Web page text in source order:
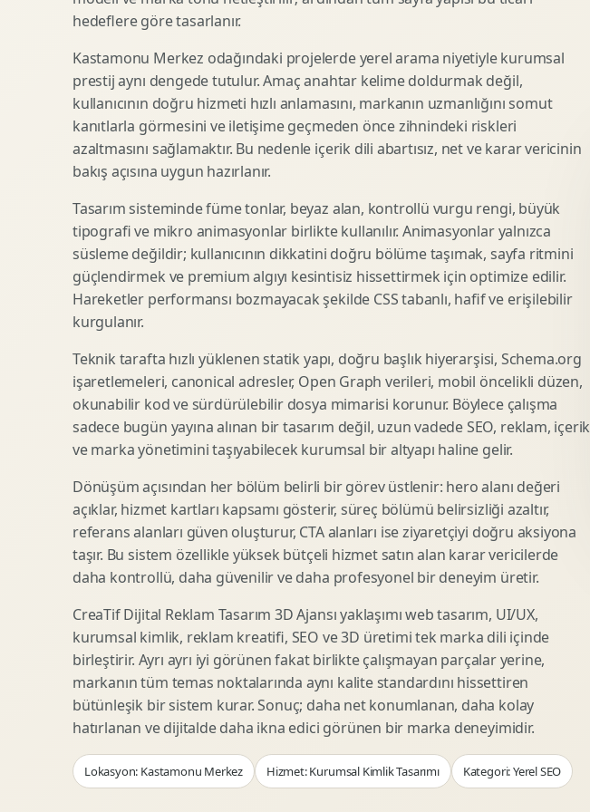
SEO Icerik Stratejisi
Schema Markup Optimizasyonu
3D Sosyal Medya Gorseli
3D Lansman Filmi Teknik Modelleme
Premium Ambalaj Tasarimi
Etiket Tasarimi
Kutu Tasarimi
Raf Gorunurlugu
Gida Ambalaj Tasarimi
Kozmetik Ambalaj Tasarimi
E Ticaret Kutu Tasarimi
Ambalaj Mockup Tasarimi
Afis Tasarimi
Brosur Tasarimi
Sosyal Medya Gorsel Tasarimi
Sunum Tasarimi
Katalog Tasarimi
Infografik Tasarimi
Fuaye Gorsel Tasarimi
Kurumsal Ilan Tasarimi
Marka Stratejisi
Marka Konumlandirma
Rekabet Analizi
Hedef Kitle Analizi
Marka Mimarisi
Deger Onerisi Tasarimi
Pazara Giris Stratejisi
Shopify Tasarim
Woocommerce Tasarim
Eticaret UX Optimizasyonu
Kategori Sayfasi Tasarimi
Sepet Odeme UX
Eticaret SEO Altyapisi
Lead Generation Landing Page
Reklam Landing Page
Webinar Landing Page
App Landing Page
Form Optimizasyonu
Sales Page Tasarimi
Display Banner Tasarimi
Video Reklam Kreatifi
Outdoor Reklam Tasarimi
Performans Kreatif Seti
Story Reklam Tasarimi
Statik Reklam Gorseli
Motion Banner Tasarimi
Logo Animasyonu
Mikro Animasyon Tasarimi
Reklam Motion Video
Arayuz Animasyonu
Sosyal Medya Motion
Webgl Deneyim Tasarimi
AI Gorsel Konsept
No Code Prototip
Veri Gorsellestirme
hedeflere göre tasarlanır.
Kastamonu Merkez odağındaki projelerde yerel arama niyetiyle kurumsal
prestij aynı dengede tutulur. Amaç anahtar kelime doldurmak değil,
kullanıcının doğru hizmeti hızlı anlamasını, markanın uzmanlığını somut
kanıtlarla görmesini ve iletişime geçmeden önce zihnindeki riskleri
azaltmasını sağlamaktır. Bu nedenle içerik dili abartısız, net ve karar vericinin
bakış açısına uygun hazırlanır.
Tasarım sisteminde füme tonlar, beyaz alan, kontrollü vurgu rengi, büyük
tipografi ve mikro animasyonlar birlikte kullanılır. Animasyonlar yalnızca
süsleme değildir; kullanıcının dikkatini doğru bölüme taşımak, sayfa ritmini
güçlendirmek ve premium algıyı kesintisiz hissettirmek için optimize edilir.
Hareketler performansı bozmayacak şekilde CSS tabanlı, hafif ve erişilebilir
kurgulanır.
Teknik tarafta hızlı yüklenen statik yapı, doğru başlık hiyerarşisi, Schema.org
işaretlemeleri, canonical adresler, Open Graph verileri, mobil öncelikli düzen,
okunabilir kod ve sürdürülebilir dosya mimarisi korunur. Böylece çalışma
sadece bugün yayına alınan bir tasarım değil, uzun vadede SEO, reklam, içerik
ve marka yönetimini taşıyabilecek kurumsal bir altyapı haline gelir.
Dönüşüm açısından her bölüm belirli bir görev üstlenir: hero alanı değeri
açıklar, hizmet kartları kapsamı gösterir, süreç bölümü belirsizliği azaltır,
referans alanları güven oluşturur, CTA alanları ise ziyaretçiyi doğru aksiyona
taşır. Bu sistem özellikle yüksek bütçeli hizmet satın alan karar vericilerde
daha kontrollü, daha güvenilir ve daha profesyonel bir deneyim üretir.
CreaTif Dijital Reklam Tasarım 3D Ajansı yaklaşımı web tasarım, UI/UX,
kurumsal kimlik, reklam kreatifi, SEO ve 3D üretimi tek marka dili içinde
birleştirir. Ayrı ayrı iyi görünen fakat birlikte çalışmayan parçalar yerine,
markanın tüm temas noktalarında aynı kalite standardını hissettiren
bütünleşik bir sistem kurar. Sonuç; daha net konumlanan, daha kolay
hatırlanan ve dijitalde daha ikna edici görünen bir marka deneyimidir.
Lokasyon: Kastamonu Merkez Hizmet: Kurumsal Kimlik Tasarımı Kategori: Yerel SEO